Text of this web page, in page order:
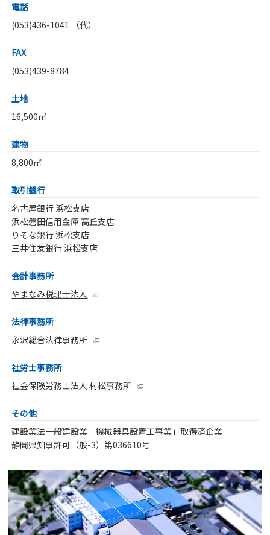
電話
(053)436-1041 （代）
FAX
(053)439-8784
土地
16,500㎡
建物
8,800㎡
取引銀行
名古屋銀行 浜松支店
浜松磐田信用金庫 高丘支店
りそな銀行 浜松支店
三井住友銀行 浜松支店
会計事務所
やまなみ税理士法人
法律事務所
永沢総合法律事務所
社労士事務所
社会保険労務士法人 村松事務所
その他
建設業法一般建設業「機械器具設置工事業」取得済企業
静岡県知事許可（般-3）第036610号